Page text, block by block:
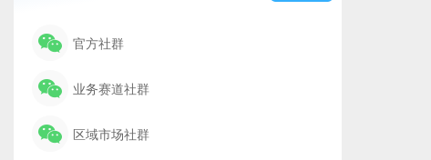
官方社群
业务赛道社群
区域市场社群